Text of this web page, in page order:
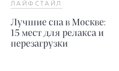
ЛАЙФСТАЙЛ
Лучшие спа в Москве:
15 мест для релакса и
перезагрузки